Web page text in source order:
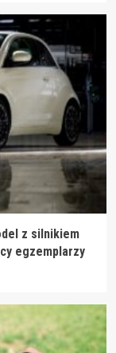
z silnikiem
egzemplarzy